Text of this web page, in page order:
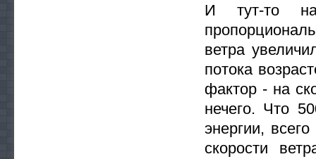
И тут-то
ветра
потока
фактор - на
нечего. Что
энергии,
скорости